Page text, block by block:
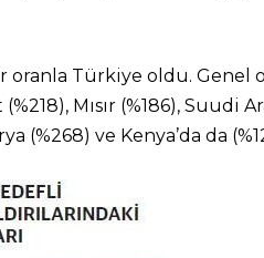
oranla Türkiye oldu.
Mısır (%186), Suudi
(%268) ve Kenya’da da